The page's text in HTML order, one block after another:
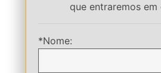
que entraremos
*Nome: